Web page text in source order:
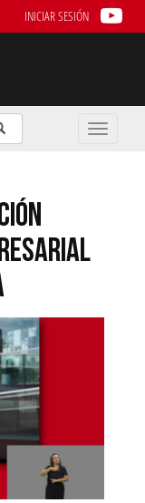
INICIAR SESIÓN
Toggle